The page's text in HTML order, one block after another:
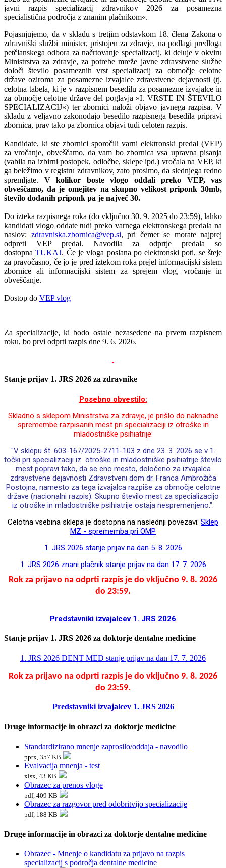
javni razpis specializacij zdravnikov 2026 za posamezna
specialistična področja z znanim plačnikom«.
Pojasnjujemo, da v skladu s tretjim odstavkom 18. člena Zakona o
zdravniški službi minister, pristojen za zdravje, na podlagi predloga
petčlanskega odbora za načrtovanje specializacij, ki deluje v okviru
Ministrstva za zdravje, za potrebe mreže javne zdravstvene službe
določi število posameznih vrst specializacij za območje celotne
države oziroma za posamezne izvajalce zdravstvene dejavnosti (tj.
celotna tabela, ki je v razpisnem besedilu za posamezne izvajalce in
za območje celotne države del poglavja »I. VRSTE IN ŠTEVILO
SPECIALIZACIJ«) ter zbornici naloži objavo javnega razpisa. V
skladu z veljavno zakonodajo besedilo razpisnega besedila pripravi
zbornica, prav tako pa zbornica objavi tudi celoten razpis.
Kandidate, ki ste zbornici sporočili varni elektronski predal (VEP)
za vročanje, obveščamo, da vam bo zbornica vsa upravna pisanja
(vabila na izbirni postopek, odločbe, sklepe ipd.) vročala na VEP, ki
ga beležimo v registru zdravnikov, zato prosimo, da slednjega redno
spremljate. V kolikor boste vlogo oddali preko VEP, vas
obveščamo, da je omejitev na skupno velikost priponk 30mb,
število dodanih priponk pa je največ 30.
Do izteka razpisnega roka (do vključno 30. 9. 2025 do 23:59), lahko
kandidati vlogo oddate tudi preko varnega elektronskega predala na
naslov: zdravniska.zbornica@vep.si, pri čemer se morate najprej
odpreti VEP predal. Navodila za odprtje predala so
dostopnaTUKAJ. Če je vloga poslana po elektronski poti, se šteje
za pravočasno, če jo je pred iztekom roka prejel informacijski sistem
zbornice ali informacijski sistem za sprejem vlog, vročanje in
obveščanje.
Dostop do VEP vlog
Za specializacije, ki bodo ostale nezasedene na prvem razpisnem
roku, bo prvi odprti razpis dne 9. 6. 2026.
Stanje prijav 1. JRS 2026 za zdravnike
Posebno obvestilo:
Skladno s sklepom Ministrstva za zdravje, je prišlo do naknadne
spremembe razpisanih mest pri specializaciji iz otroške in
mladostniške psihiatrije:
"V sklepu št. 603-167/2025-2711-103 z dne 23. 3. 2026 se v 1.
točki pri specializaciji iz otroške in mladostniške psihiatrije število
mest popravi tako, da se eno mesto, določeno za izvajalca
zdravstvene dejavnosti Zdravstveni dom dr. Franca Ambrožiča
Postojna, namesto za tega izvajalca razpiše za območje celotne
države (nacionalni razpis). Skupno število mest za specializacijo
iz otroške in mladostniške psihiatrije ostaja nespremenjeno.".
Celotna vsebina sklepa je dostopna na naslednji povezavi: Sklep
MZ - sprememba pri OMP
1. JRS 2026 stanje prijav na dan 5. 8. 2026
1. JRS 2026 znani plačnik stanje prijav na dan 17. 7. 2026
Rok za prijavo na odprti razpis je do vključno 9. 8. 2026
do 23:59.
Predstavniki izvajalcev 1. JRS 2026
Stanje prijav 1. JRS 2026 za doktorje dentalne medicine
1. JRS 2026 DENT MED stanje prijav na dan 17. 7. 2026
Rok za prijavo na odprti razpis je do vključno 9. 8. 2026
do 23:59.
Predstavniki izvajalcev 1. JRS 2026
Druge informacije in obrazci za doktorje medicine
Standardizirano mnenje zaprosilo/oddaja - navodilo
pptx, 357 KB
Evalvacija mnenja - test
xlsx, 43 KB
Obrazec za prenos vloge
pdf, 409 KB
Obrazec za razgovor pred odobritvijo specializacije
pdf, 188 KB
Druge informacije in obrazci za doktorje dentalne medicine
Obrazec - Mnenje o kandidatu za prijavo na razpis
specializacij s področja dentalne medicine